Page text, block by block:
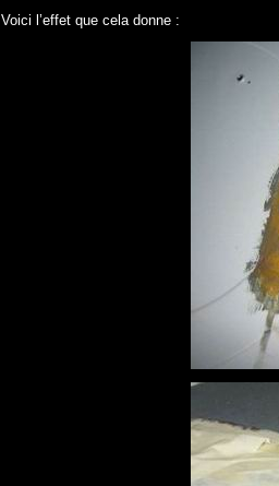
Voici l’effet que cela donne :